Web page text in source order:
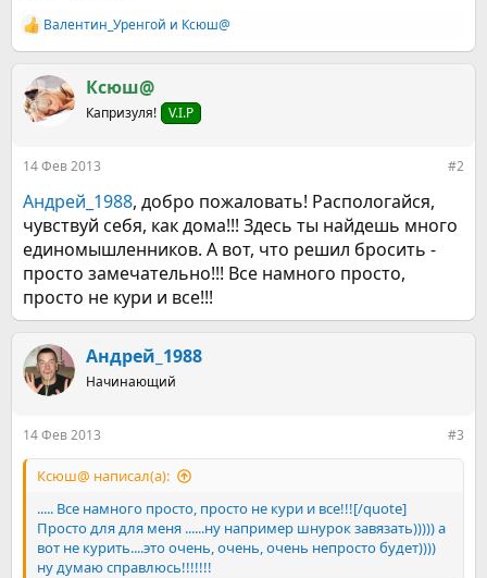
Р
е
к
ц
и
Валентин_Уренгой и Ксюш@
Ксюш@
Капризуля! V.I.P
14 Фев 2013 #2
Андрей_1988, добро пожаловать! Распологайся,
чувствуй себя, как дома!!! Здесь ты найдешь много
единомышленников. А вот, что решил бросить -
просто замечательно!!! Все намного просто,
просто не кури и все!!!
Андрей_1988
Начинающий
14 Фев 2013 #3
Ксюш@ написал(а):
..... Все намного просто, просто не кури и все!!![/quote]
Просто для для меня ......ну например шнурок завязать))))) а
вот не курить....это очень, очень, очень непросто будет))))
ну думаю справлюсь!!!!!!!